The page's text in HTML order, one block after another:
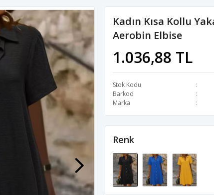
Kadın Kısa Kollu
Aerobin Elbise
1.036,88 TL
Stok Kodu
Barkod
Marka
Renk